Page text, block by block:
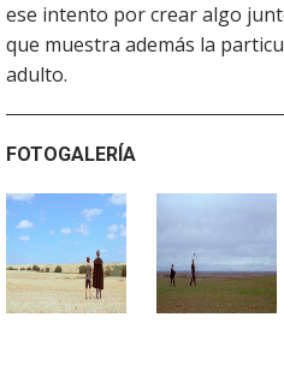
ese intento por crear algo
que muestra además la
adulto.
FOTOGALERÍA